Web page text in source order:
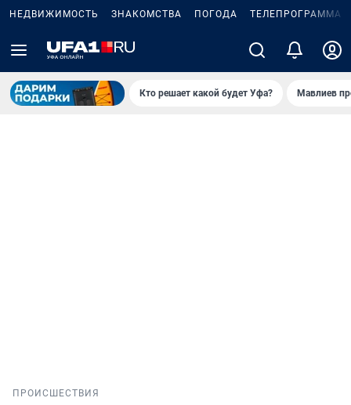
НЕДВИЖИМОСТЬ ЗНАКОМСТВА ПОГОДА ТЕЛЕПРОГРАММА
Кто решает какой будет Уфа? Мавлиев
ПРОИСШЕСТВИЯ